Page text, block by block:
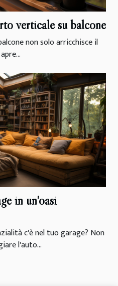
verticale su balcone
non solo arricchisce il
in un'oasi
c'è nel tuo garage? Non
l'auto...